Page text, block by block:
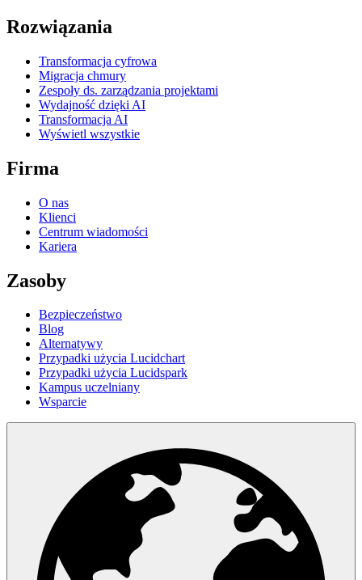
Rozwiązania
Transformacja cyfrowa
Migracja chmury
Zespoły ds. zarządzania projektami
Wydajność dzięki AI
Transformacja AI
Wyświetl wszystkie
Firma
O nas
Klienci
Centrum wiadomości
Kariera
Zasoby
Bezpieczeństwo
Blog
Alternatywy
Przypadki użycia Lucidchart
Przypadki użycia Lucidspark
Kampus uczelniany
Wsparcie